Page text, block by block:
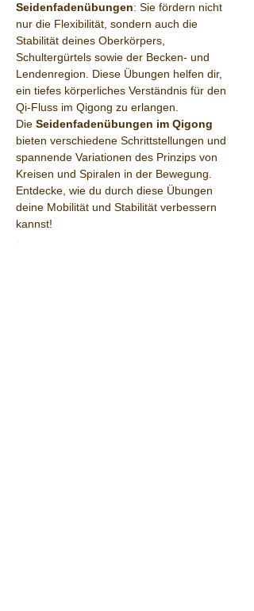
Seidenfadenübungen: Sie fördern nicht
nur die Flexibilität, sondern auch die
Stabilität deines Oberkörpers,
Schultergürtels sowie der Becken- und
Lendenregion. Diese Übungen helfen dir,
ein tiefes körperliches Verständnis für den
Qi-Fluss im Qigong zu erlangen.
Die Seidenfadenübungen im Qigong
bieten verschiedene Schrittstellungen und
spannende Variationen des Prinzips von
Kreisen und Spiralen in der Bewegung.
Entdecke, wie du durch diese Übungen
deine Mobilität und Stabilität verbessern
kannst!